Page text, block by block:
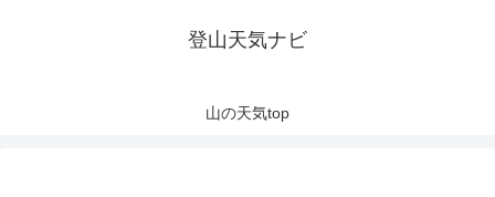
登山天気ナビ
山の天気top